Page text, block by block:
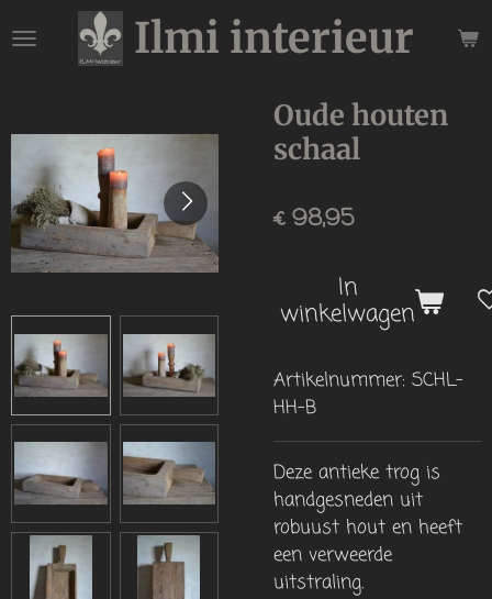
direct
hoofdinhoud
Ilmi interieur
Oude houten
schaal
€ 98,95
In
winkelwagen
Artikelnummer: SCHL-
HH-B
Deze antieke trog is
handgesneden uit
robuust hout en heeft
een verweerde
uitstraling.